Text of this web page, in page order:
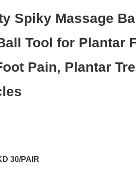
Spiky Massage
Tool for Plantar
Pain, Plantar
30/PAIR